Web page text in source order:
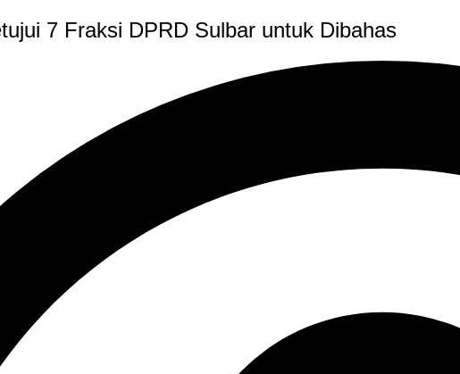
7 Fraksi DPRD Sulbar untuk Dibahas